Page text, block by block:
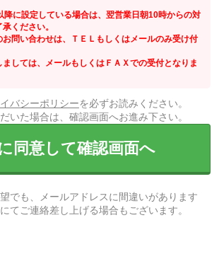
降に設定している場合は、翌営業日朝10時からの対
ください。
問い合わせは、ＴＥＬもしくはメールのみ受け付
しては、メールもしくはＦＡＸでの受付となりま
バシーポリシーを必ずお読みください。
いた場合は、確認画面へお進み下さい。
同意して確認画面へ
でも、メールアドレスに間違いがあります
てご連絡差し上げる場合もございます。